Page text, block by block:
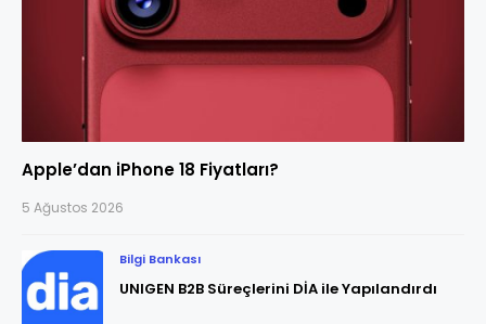
Apple’dan iPhone 18 Fiyatları?
5 Ağustos 2026
Bilgi Bankası
UNIGEN B2B Süreçlerini DİA ile Yapılandırdı